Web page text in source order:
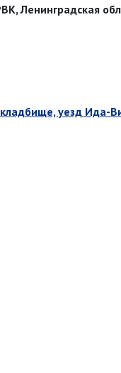
Ленинградская
уезд Ида-